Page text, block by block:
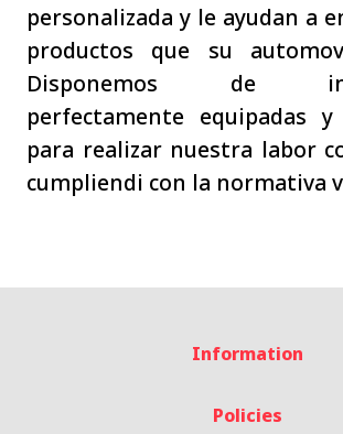
personalizada y le ayudan a
productos que su
Disponemos de
perfectamente equipadas y
para realizar nuestra labor
cumpliendi con la normativa
Information
Policies